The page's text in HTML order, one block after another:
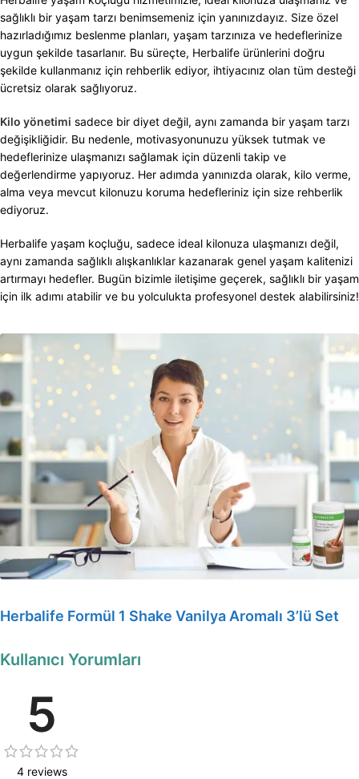
sağlıklı bir yaşam tarzı benimsemeniz için yanınızdayız. Size özel
hazırladığımız beslenme planları, yaşam tarzınıza ve hedeflerinize
uygun şekilde tasarlanır. Bu süreçte, Herbalife ürünlerini doğru
şekilde kullanmanız için rehberlik ediyor, ihtiyacınız olan tüm desteği
ücretsiz olarak sağlıyoruz.
Kilo yönetimi sadece bir diyet değil, aynı zamanda bir yaşam tarzı
değişikliğidir. Bu nedenle, motivasyonunuzu yüksek tutmak ve
hedeflerinize ulaşmanızı sağlamak için düzenli takip ve
değerlendirme yapıyoruz. Her adımda yanınızda olarak, kilo verme,
alma veya mevcut kilonuzu koruma hedefleriniz için size rehberlik
ediyoruz.
Herbalife yaşam koçluğu, sadece ideal kilonuza ulaşmanızı değil,
aynı zamanda sağlıklı alışkanlıklar kazanarak genel yaşam kalitenizi
artırmayı hedefler. Bugün bizimle iletişime geçerek, sağlıklı bir yaşam
için ilk adımı atabilir ve bu yolculukta profesyonel destek alabilirsiniz!
Herbalife Formül 1 Shake Vanilya Aromalı 3’lü Set
Kullanıcı Yorumları
5
4 reviews